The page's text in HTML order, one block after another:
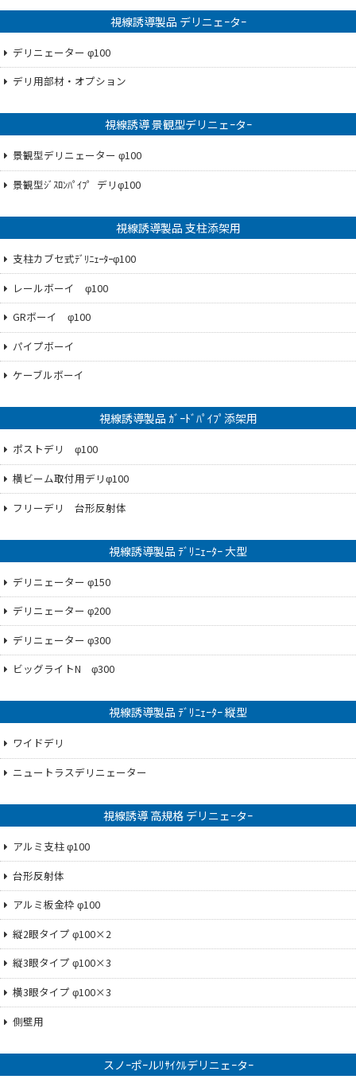
視線誘導製品 デリニェｰタｰ
デリニェーター φ100
デリ用部材・オプション
視線誘導 景観型デリニェｰタｰ
景観型デリニェーター φ100
景観型ｼﾞｽﾛﾝﾊﾟｲﾌ゜デリφ100
視線誘導製品 支柱添架用
支柱カブセ式ﾃﾞﾘﾆｪｰﾀｰφ100
レールボーイ φ100
GRボーイ φ100
パイプボーイ
ケーブルボーイ
視線誘導製品 ｶﾞｰﾄﾞﾊﾟｲﾌﾟ添架用
ポストデリ φ100
横ビーム取付用デリφ100
フリーデリ 台形反射体
視線誘導製品 ﾃﾞﾘﾆｪｰﾀｰ 大型
デリニェーター φ150
デリニェーター φ200
デリニェーター φ300
ビッグライトN φ300
視線誘導製品 ﾃﾞﾘﾆｪｰﾀｰ 縦型
ワイドデリ
ニュートラスデリニェーター
視線誘導 高規格 デリニェｰタｰ
アルミ支柱 φ100
台形反射体
アルミ板金枠 φ100
縦2眼タイプ φ100×2
縦3眼タイプ φ100×3
横3眼タイプ φ100×3
側壁用
スノｰポｰルﾘｻｲｸﾙデリニェｰタｰ